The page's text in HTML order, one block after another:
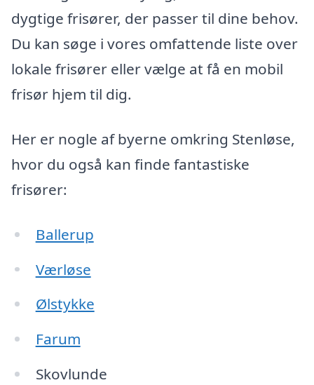
dygtige frisører, der passer til dine behov.
Du kan søge i vores omfattende liste over
lokale frisører eller vælge at få en mobil
frisør hjem til dig.
Her er nogle af byerne omkring Stenløse,
hvor du også kan finde fantastiske
frisører:
Ballerup
Værløse
Ølstykke
Farum
Skovlunde